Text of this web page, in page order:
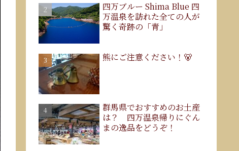
四万ブルー Shima Blue 四
万温泉を訪れた全ての人が
驚く奇跡の「青」
熊にご注意ください！🐻
群馬県でおすすめのお土産
は？ 四万温泉帰りにぐん
まの逸品をどうぞ！